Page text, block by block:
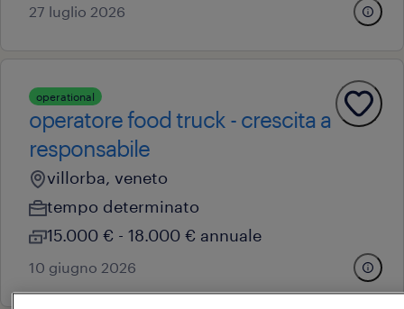
27 luglio 2026
operational
operatore food truck - crescita a
responsabile
villorba, veneto
tempo determinato
15.000 € - 18.000 € annuale
10 giugno 2026